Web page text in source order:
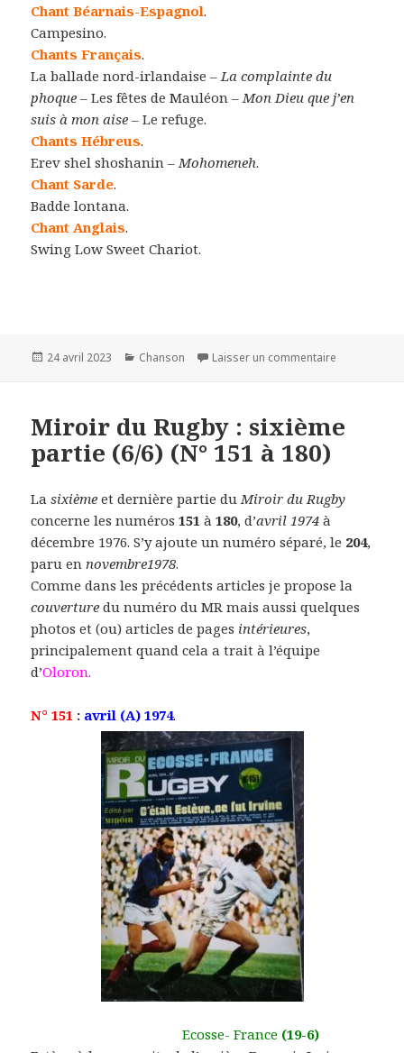
Chant Béarnais-Espagnol.
Campesino.
Chants Français.
La ballade nord-irlandaise –La complainte du
phoque – Les fêtes de Mauléon –Mon Dieu que j’en
suis à mon aise – Le refuge.
Chants Hébreus.
Erev shel shoshanin –Mohomeneh.
Chant Sarde.
Badde lontana.
Chant Anglais.
Swing Low Sweet Chariot.
Publié
24 avril 2023 Catégories
Chanson Laisser un commentaire
Miroir du Rugby : sixième
partie (6/6) (N° 151 à 180)
Lasixième et dernière partie du Miroir du Rugby
concerne les numéros151 à180, d’avril 1974 à
décembre 1976. S’y ajoute un numéro séparé, le 204,
paru en novembre1978.
Comme dans les précédents articles je propose la
couverture du numéro du MR mais aussi quelques
photos et (ou) articles de pages intérieures,
principalement quand cela a trait à l’équipe
d’Oloron.
N° 151 : avril (A) 1974.
Ecosse- France (19-6)